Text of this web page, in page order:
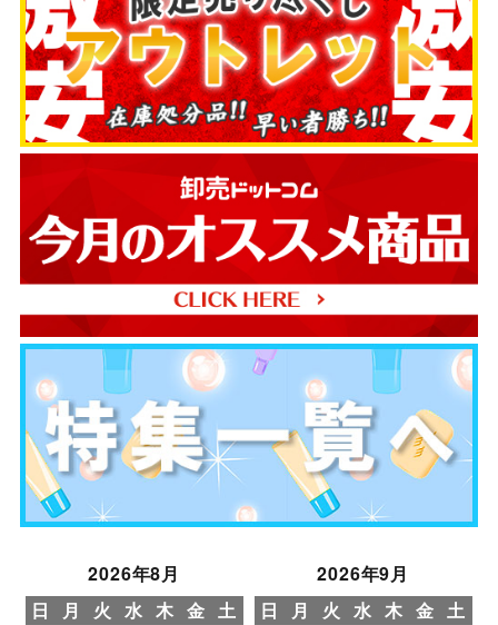
2026年8月
日
月 火 水 木 金 土
2026年9月
日
月 火 水 木 金 土